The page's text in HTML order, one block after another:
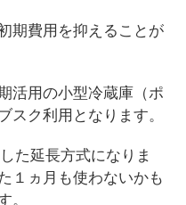
期費用を抑えることが
活用の小型冷蔵庫（ポ
スク利用となります。
た延長方式になりま
１ヵ月も使わないかも
。